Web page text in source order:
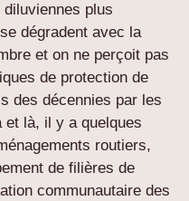
plus
dégradent avec la
et on ne perçoit pas
de protection de
des décennies par les
et là, il y a quelques
routiers,
de filières de
communautaire des